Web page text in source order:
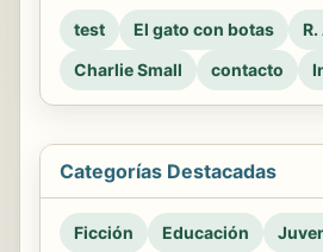
test El gato con botas
Charlie Small
contacto
Categorías Destacadas
Ficción Educación